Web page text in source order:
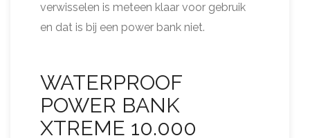
verwisselen is meteen klaar voor gebruik
en dat is bij een power bank niet.
WATERPROOF
POWER BANK
XTREME 10.000